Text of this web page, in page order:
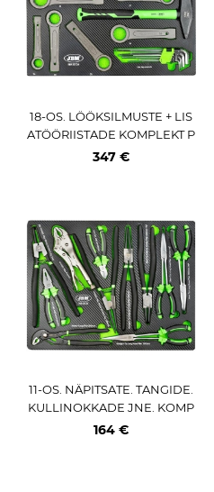
18-OS. LÖÖKSILMUSTE + LIS
ATÖÖRIISTADE KOMPLEKT P
U-PANEELIS JBM
347 €
11-OS. NÄPITSATE. TANGIDE.
KULLINOKKADE JNE. KOMP
LEKT PU-PANEELIS JBM
164 €